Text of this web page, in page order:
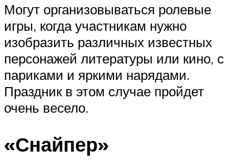
Могут организовываться ролевые
игры, когда участникам нужно
изобразить различных известных
персонажей литературы или кино, с
париками и яркими нарядами.
Праздник в этом случае пройдет
очень весело.
«Снайпер»